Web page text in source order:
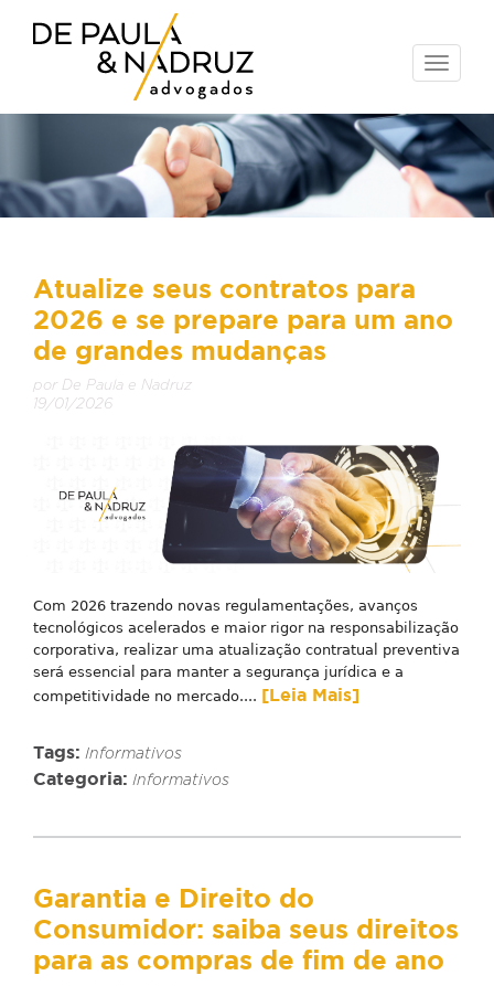
Toggle
Atualize seus contratos para
2026 e se prepare para um ano
de grandes mudanças
por De Paula e Nadruz
19/01/2026
Com 2026 trazendo novas regulamentações, avanços
tecnológicos acelerados e maior rigor na responsabilização
corporativa, realizar uma atualização contratual preventiva
será essencial para manter a segurança jurídica e a
competitividade no mercado.... [Leia Mais]
Tags: Informativos
Categoria: Informativos
Garantia e Direito do
Consumidor: saiba seus direitos
para as compras de fim de ano